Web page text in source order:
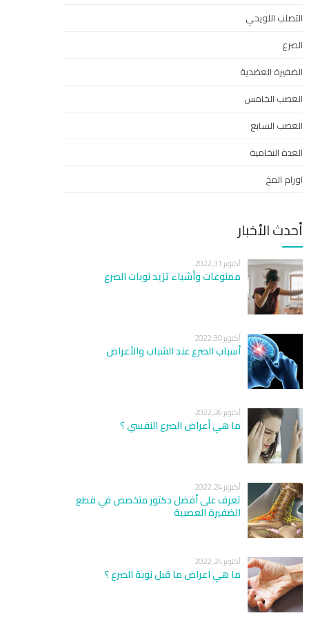
التصلب اللويحي
الصرع
الضفيرة العضدية
العصب الخامس
العصب السابع
الغدة النخامية
اورام المخ
أحدث الأخبار
أكتوبر 31, 2022
ممنوعات وأشياء تزيد نوبات الصرع
أكتوبر 30, 2022
أسباب الصرع عند الشباب والأعراض
أكتوبر 26, 2022
ما هي أعراض الصرع النفسي ؟
أكتوبر 24, 2022
تعرف على أفضل دكتور متخصص في قطع
الضفيرة العصبية
أكتوبر 24, 2022
ما هي اعراض ما قبل نوبة الصرع ؟